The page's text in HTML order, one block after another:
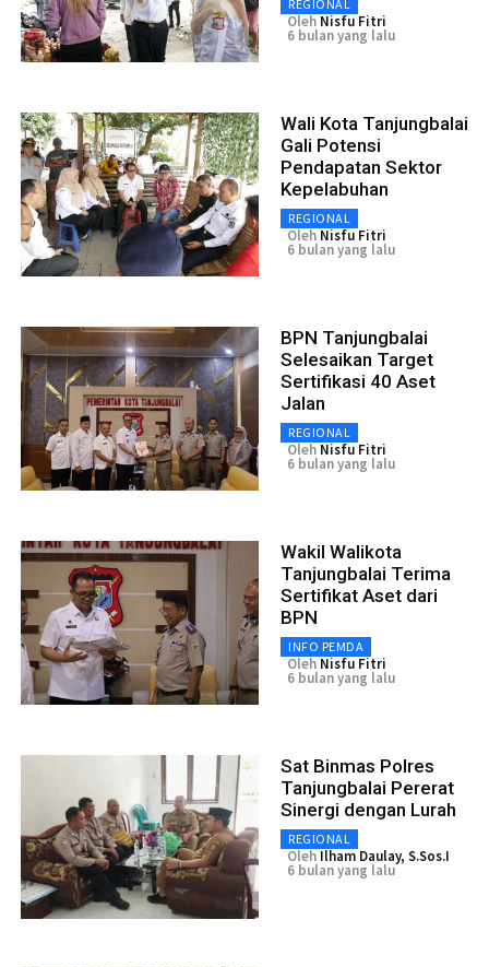
REGIONAL
Oleh Nisfu Fitri
6 bulan yang lalu
Wali Kota Tanjungbalai
Gali Potensi
Pendapatan Sektor
Kepelabuhan
REGIONAL
Oleh Nisfu Fitri
6 bulan yang lalu
BPN Tanjungbalai
Selesaikan Target
Sertifikasi 40 Aset
Jalan
REGIONAL
Oleh Nisfu Fitri
6 bulan yang lalu
Wakil Walikota
Tanjungbalai Terima
Sertifikat Aset dari
BPN
INFO PEMDA
Oleh Nisfu Fitri
6 bulan yang lalu
Sat Binmas Polres
Tanjungbalai Pererat
Sinergi dengan Lurah
REGIONAL
Oleh Ilham Daulay, S.Sos.I
6 bulan yang lalu